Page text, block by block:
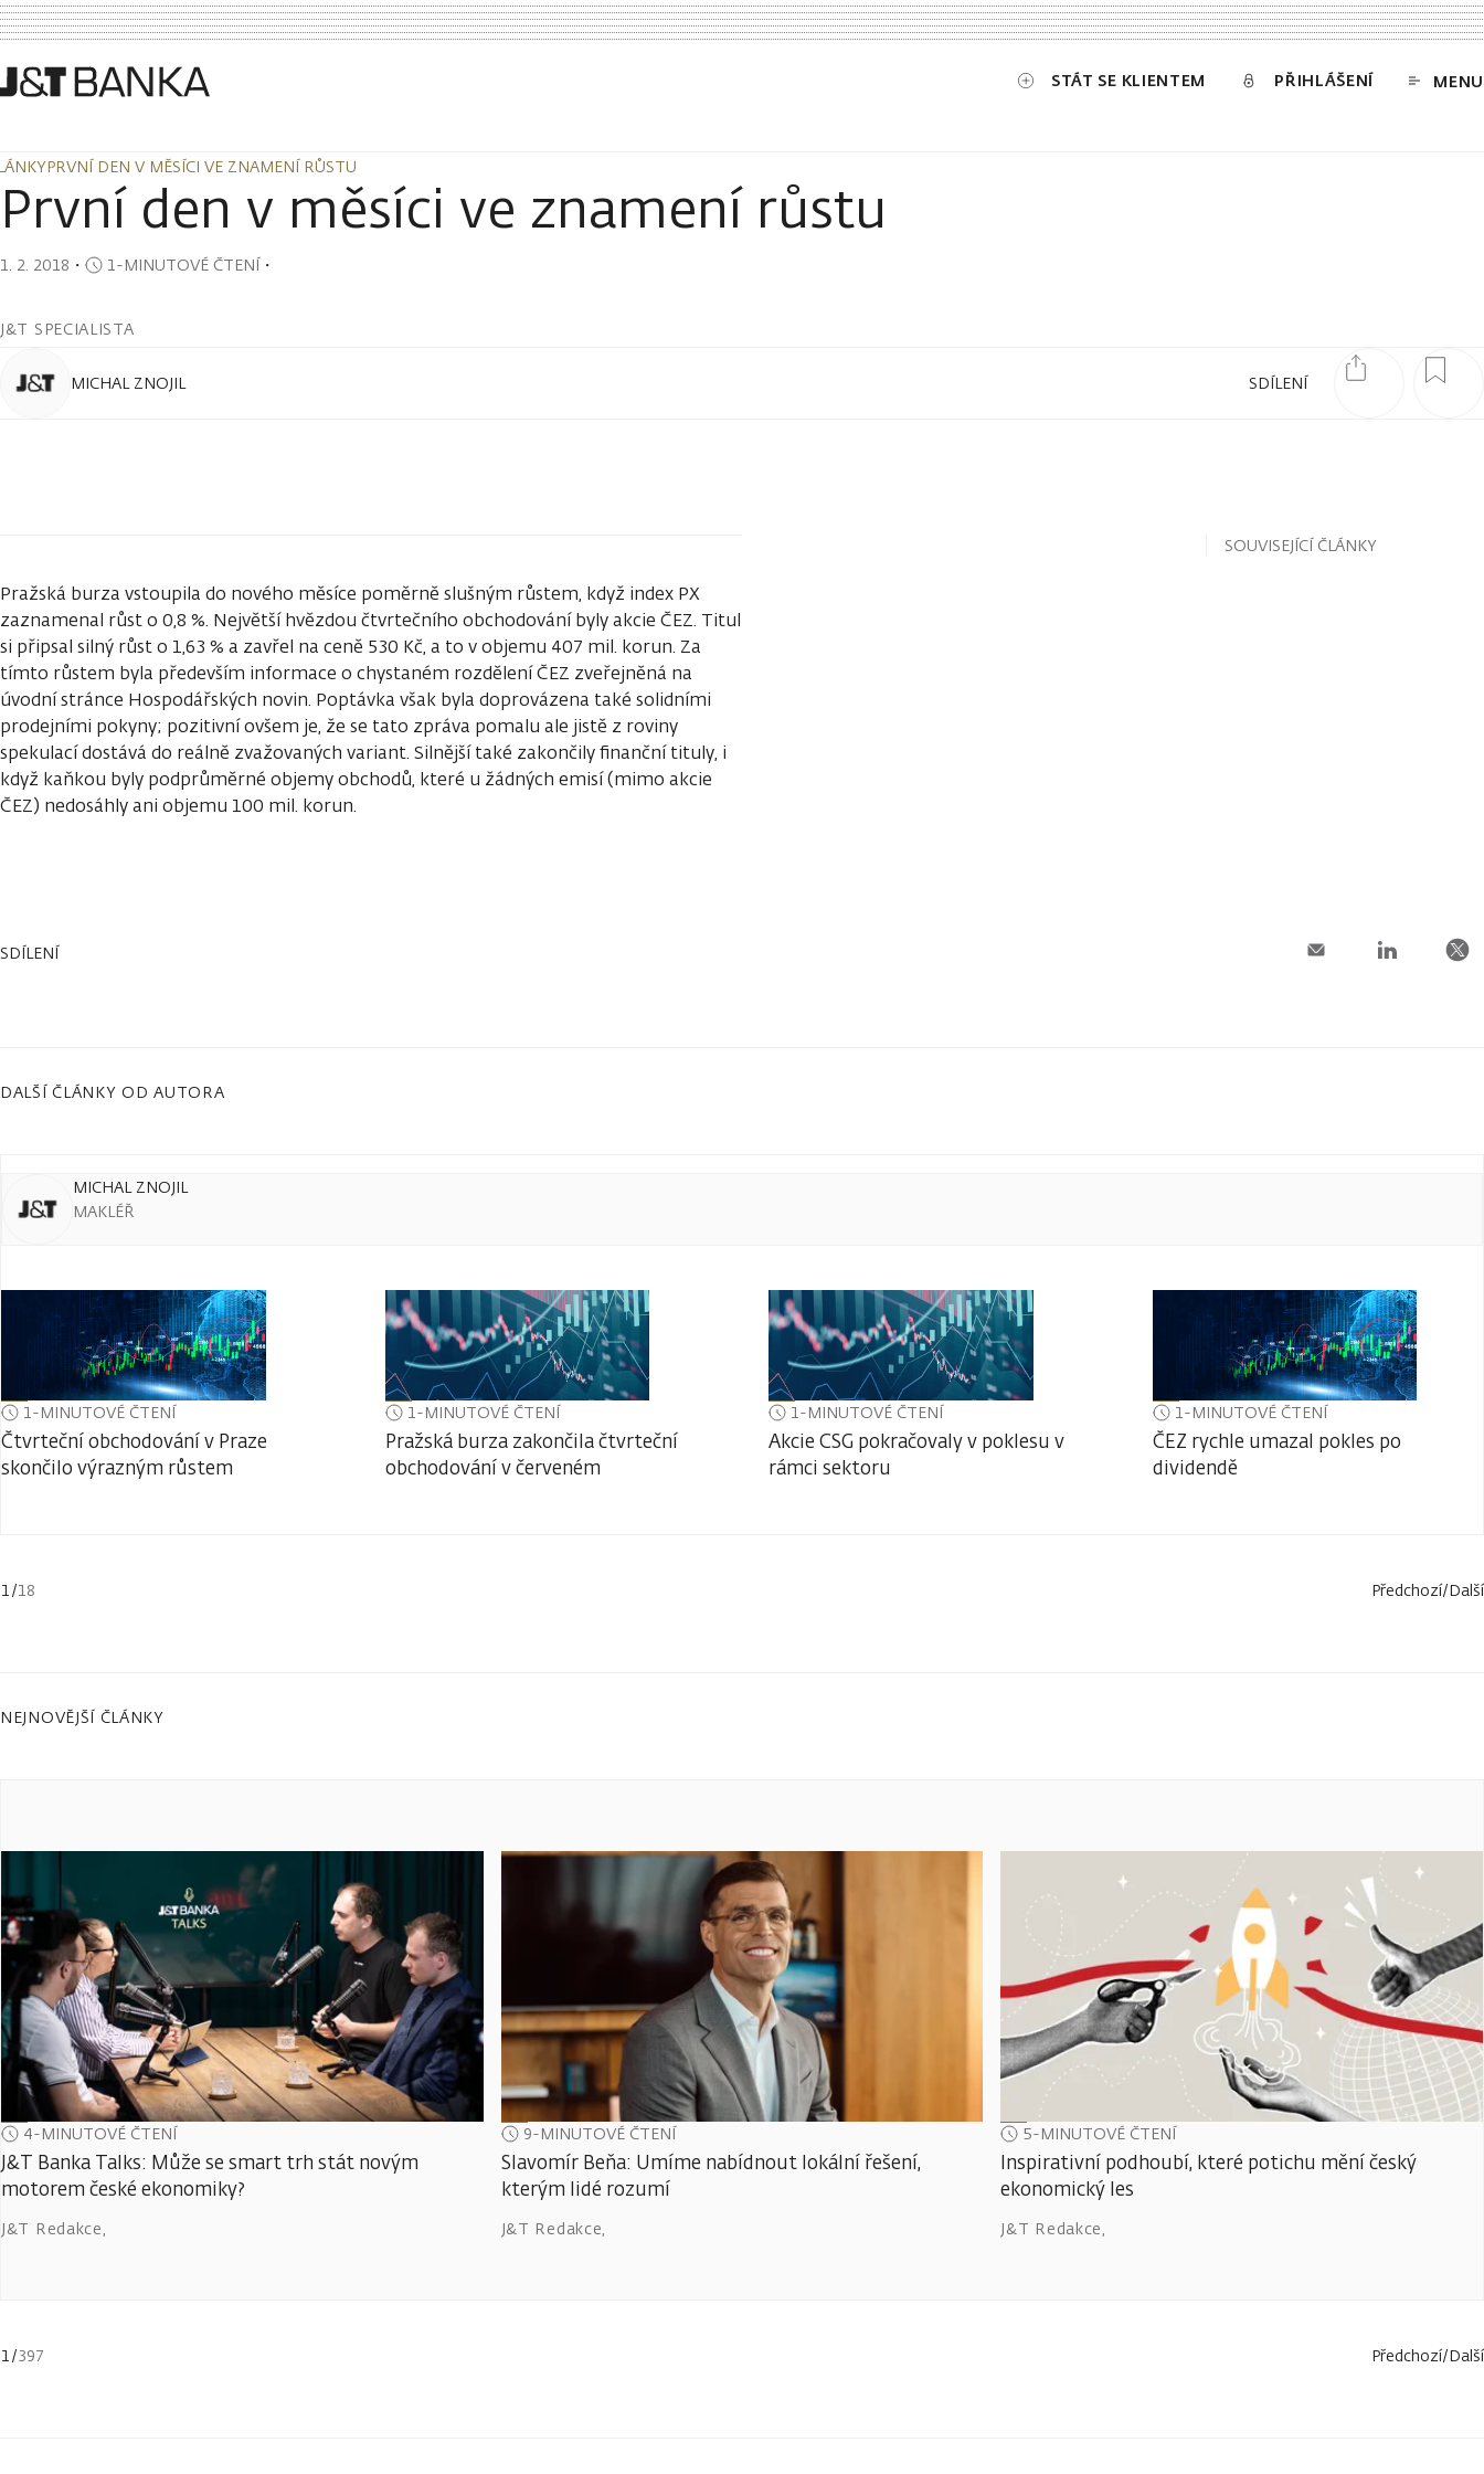
STÁT SE KLIENTEM PŘIHLÁŠENÍ MENU
PRVNÍ DEN V MĚSÍCI VE ZNAMENÍ RŮSTU
PRVNÍ DEN V MĚSÍCI VE ZNAMENÍ RŮSTU
První den v měsíci ve znamení růstu
1. 2. 2018 ・ 1-MINUTOVÉ ČTENÍ・
J&T SPECIALISTA
SDÍLENÍ
MICHAL ZNOJIL
Pražská burza vstoupila do nového měsíce poměrně slušným růstem, když index PX
zaznamenal růst o 0,8 %. Největší hvězdou čtvrtečního obchodování byly akcie ČEZ. Titul
si připsal silný růst o 1,63 % a zavřel na ceně 530 Kč, a to v objemu 407 mil. korun. Za
tímto růstem byla především informace o chystaném rozdělení ČEZ zveřejněná na
úvodní stránce Hospodářských novin. Poptávka však byla doprovázena také solidními
prodejními pokyny; pozitivní ovšem je, že se tato zpráva pomalu ale jistě z roviny
spekulací dostává do reálně zvažovaných variant. Silnější také zakončily finanční tituly, i
když kaňkou byly podprůměrné objemy obchodů, které u žádných emisí (mimo akcie
ČEZ) nedosáhly ani objemu 100 mil. korun.
SOUVISEJÍCÍ ČLÁNKY
SDÍLENÍ
DALŠÍ ČLÁNKY OD AUTORA
MICHAL ZNOJIL
MAKLÉŘ
1-MINUTOVÉ ČTENÍ
Čtvrteční obchodování v Praze
skončilo výrazným růstem
1-MINUTOVÉ ČTENÍ
Pražská burza zakončila čtvrteční
obchodování v červeném
1-MINUTOVÉ ČTENÍ
Akcie CSG pokračovaly v poklesu v
rámci sektoru
1-MINUTOVÉ ČTENÍ
ČEZ rychle umazal pokles po
dividendě
1 /18 Předchozí/Další
NEJNOVĚJŠÍ ČLÁNKY
4-MINUTOVÉ ČTENÍ
J&T Banka Talks: Může se smart trh stát novým
motorem české ekonomiky?
J&T Redakce,
9-MINUTOVÉ ČTENÍ
Slavomír Beňa: Umíme nabídnout lokální řešení,
kterým lidé rozumí
J&T Redakce,
5-MINUTOVÉ ČTENÍ
Inspirativní podhoubí, které potichu mění český
ekonomický les
J&T Redakce,
1/397 Předchozí/Další